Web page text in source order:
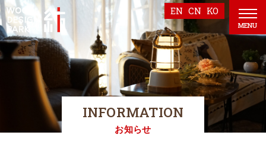
EN CN KO
INFORMATION
お知らせ
MENU